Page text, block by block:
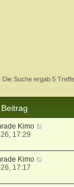
Die Suche ergab 5
Kimo
17:29
Kimo
17:17